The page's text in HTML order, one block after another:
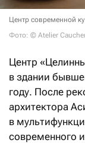
Центр современной
Фото: © Atelier
Центр
в здании
году. После
архитектора
в
современного